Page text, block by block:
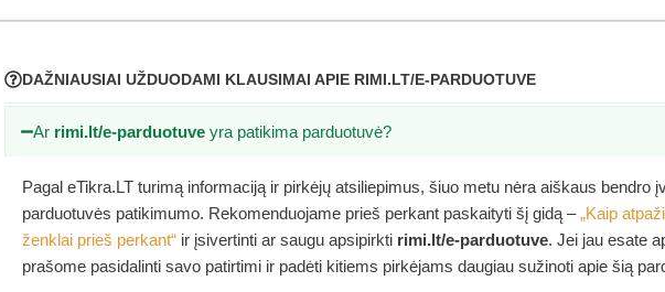
DAŽNIAUSIAI UŽDUODAMI KLAUSIMAI APIE RIMI.LT/E-PARDUOTUVE
Ar rimi.lt/e-parduotuve yra patikima parduotuvė?
Pagal eTikra.LT turimą informaciją ir pirkėjų atsiliepimus, šiuo metu nėra aiškaus bendro
parduotuvės patikimumo. Rekomenduojame prieš perkant paskaityti šį gidą –„Kaip
ženklai prieš perkant“ ir įsivertinti ar saugu apsipirkti rimi.lt/e-parduotuve. Jei jau esate
prašome pasidalinti savo patirtimi ir padėti kitiems pirkėjams daugiau sužinoti apie šią